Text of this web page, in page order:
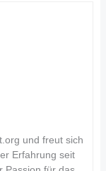
und freut sich
Erfahrung seit